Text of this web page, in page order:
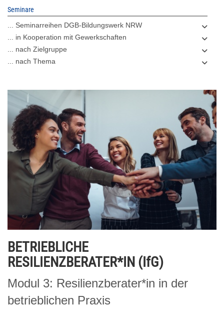
Seminare
... Seminarreihen DGB-Bildungswerk NRW
... in Kooperation mit Gewerkschaften
... nach Zielgruppe
... nach Thema
BETRIEBLICHE
RESILIENZBERATER*IN (IfG)
Modul 3: Resilienzberater*in in der
betrieblichen Praxis